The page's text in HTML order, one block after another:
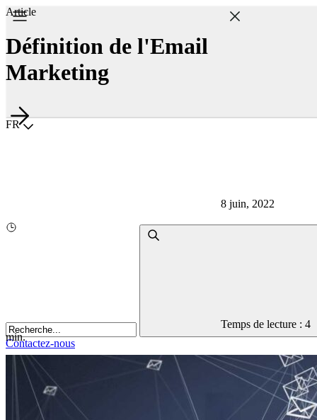
Choisir la langue
FR
Contactez-nous
Article
Définition de l'Email
Marketing
8 juin, 2022
Temps de lecture : 4
min.